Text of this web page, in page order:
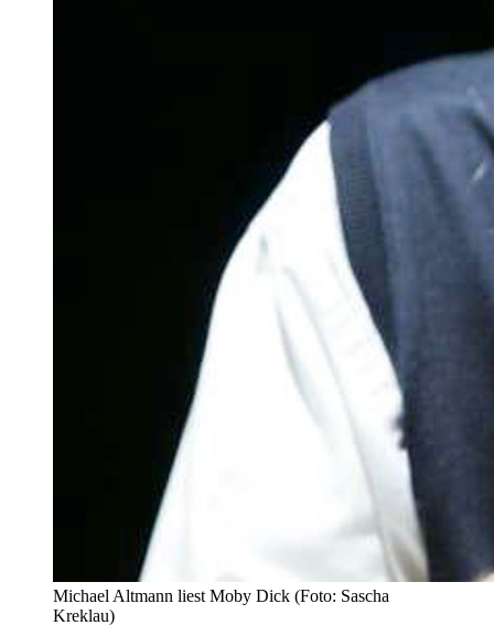
Michael Altmann liest Moby Dick (Foto: Sascha
Kreklau)